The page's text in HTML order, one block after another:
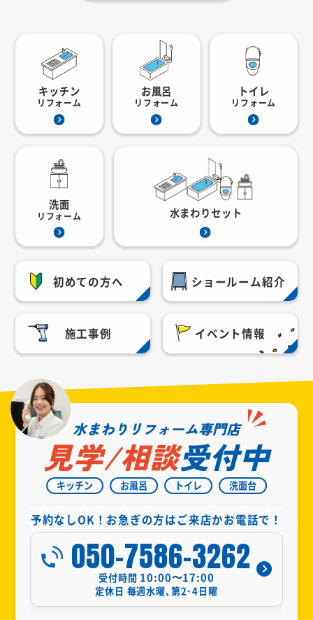
キッチン
リフォーム
お風呂
リフォーム
トイレ
リフォーム
洗面
リフォーム 水まわりセット
初めての方へ ショールーム紹介
施工事例 イベント情報
水まわりリフォーム専門店
見学/相談受付中
キッチン お風呂 トイレ 洗面台
予約なしOK！お急ぎの方はご来店かお電話で！
050-7586-3262
受付時間 10:00〜17:00
定休日 毎週水曜､第2･4日曜